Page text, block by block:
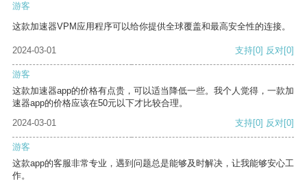
游客
这款加速器VPM应用程序可以给你提供全球覆盖和最高安全性的连接。
2024-03-01 支持[0] 反对[0]
游客
这款加速器app的价格有点贵，可以适当降低一些。我个人觉得，一款加
速器app的价格应该在50元以下才比较合理。
2024-03-01
支持[0] 反对[0]
游客
这款app的客服非常专业，遇到问题总是能够及时解决，让我能够安心工
作。